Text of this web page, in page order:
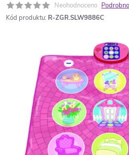
Neohodnoceno
Kód produktu: R-ZGR.SLW9886C